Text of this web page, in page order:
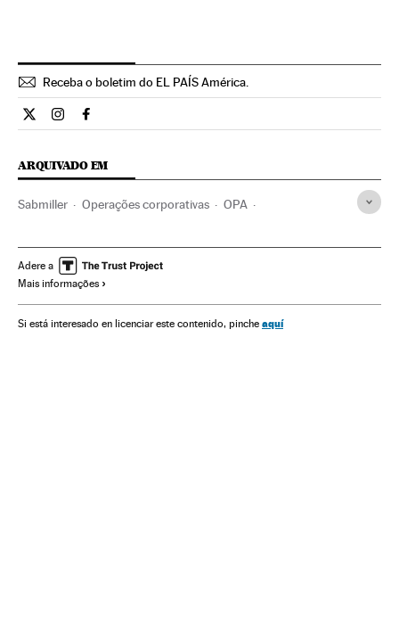
Receba o boletim do EL PAÍS América.
Economia El País Brasil en Twitter
Economia El País Brasil en Instagram
Economia El País Brasil en Facebook
ARQUIVADO EM
Sabmiller Operações corporativas OPA
Finanças AB InBev Cerveja
Alimentação
Indústria Economia
Adere a
Mais informações
Si está interesado en licenciar este contenido, pinche aquí